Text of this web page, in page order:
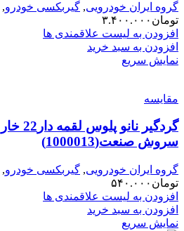
گروه ایران خودرویی, گیربکسی خودرو,
تومان ۳.۴۰۰.۰۰۰
افزودن به لیست علاقمندی ها
افزودن به سبد خرید
نمایش سریع
مقایسه
سروش صنعت(1000013)
گروه ایران خودرویی, گیربکسی خودرو,
تومان ۵۴۰.۰۰۰
افزودن به لیست علاقمندی ها
افزودن به سبد خرید
نمایش سریع